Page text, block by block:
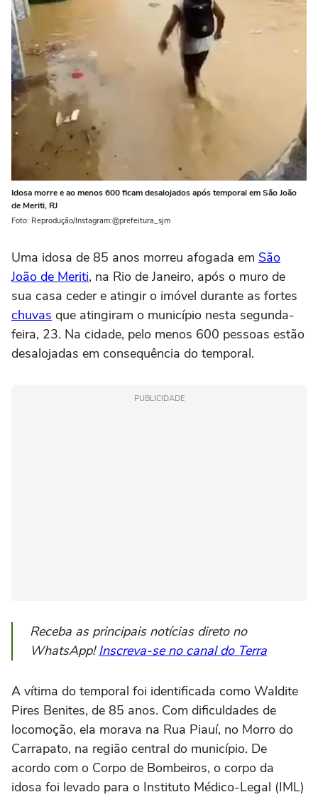
Idosa morre e ao menos 600 ficam desalojados após temporal em São João
de Meriti, RJ
Foto: Reprodução/Instagram:@prefeitura_sjm
Uma idosa de 85 anos morreu afogada em São
João de Meriti, na Rio de Janeiro, após o muro de
sua casa ceder e atingir o imóvel durante as fortes
chuvas que atingiram o município nesta segunda-
feira, 23. Na cidade, pelo menos 600 pessoas estão
desalojadas em consequência do temporal.
PUBLICIDADE
Receba as principais notícias direto no
WhatsApp!Inscreva-se no canal do Terra
A vítima do temporal foi identificada como Waldite
Pires Benites, de 85 anos. Com dificuldades de
locomoção, ela morava na Rua Piauí, no Morro do
Carrapato, na região central do município. De
acordo com o Corpo de Bombeiros, o corpo da
idosa foi levado para o Instituto Médico-Legal (IML)